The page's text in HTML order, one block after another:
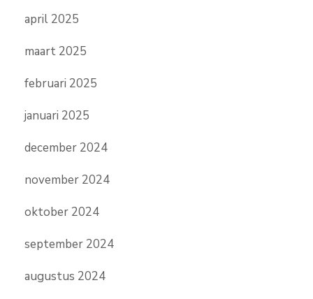
april 2025
maart 2025
februari 2025
januari 2025
december 2024
november 2024
oktober 2024
september 2024
augustus 2024